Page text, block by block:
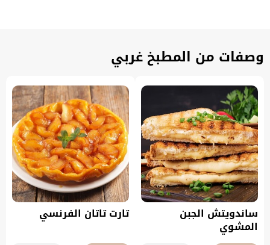
وصفات من المطبخ غربي
ساندويتش الجبن
المشوي
تارت تاتان الفرنسي